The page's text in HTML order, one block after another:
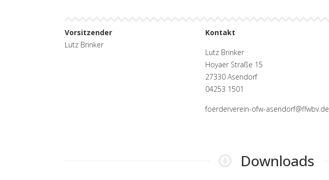
Vorsitzender
Lutz Brinker
Kontakt
Lutz Brinker
Hoyaer Straße 15
27330 Asendorf
04253 1501
foerderverein-ofw-asendorf@ffwbv.de
Downloads